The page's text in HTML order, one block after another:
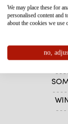
We may place these for
personalised content and
about the cookies we use
no,